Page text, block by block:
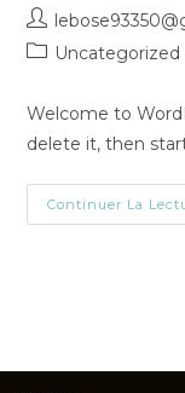
Uncategorized
Welcome to
delete it, then
Continuer La